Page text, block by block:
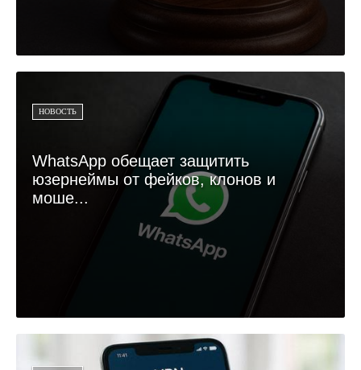
НОВОСТЬ
WhatsApp обещает защитить
юзернеймы от фейков, клонов и
моше...